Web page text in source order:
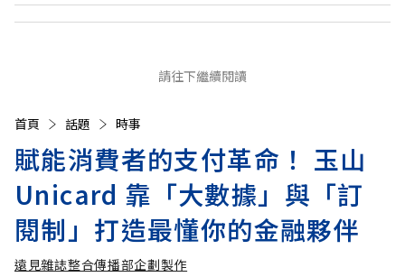
請往下繼續閱讀
首頁 話題 時事
賦能消費者的支付革命！ 玉山
Unicard 靠「大數據」與「訂
閱制」打造最懂你的金融夥伴
遠見雜誌整合傳播部企劃製作